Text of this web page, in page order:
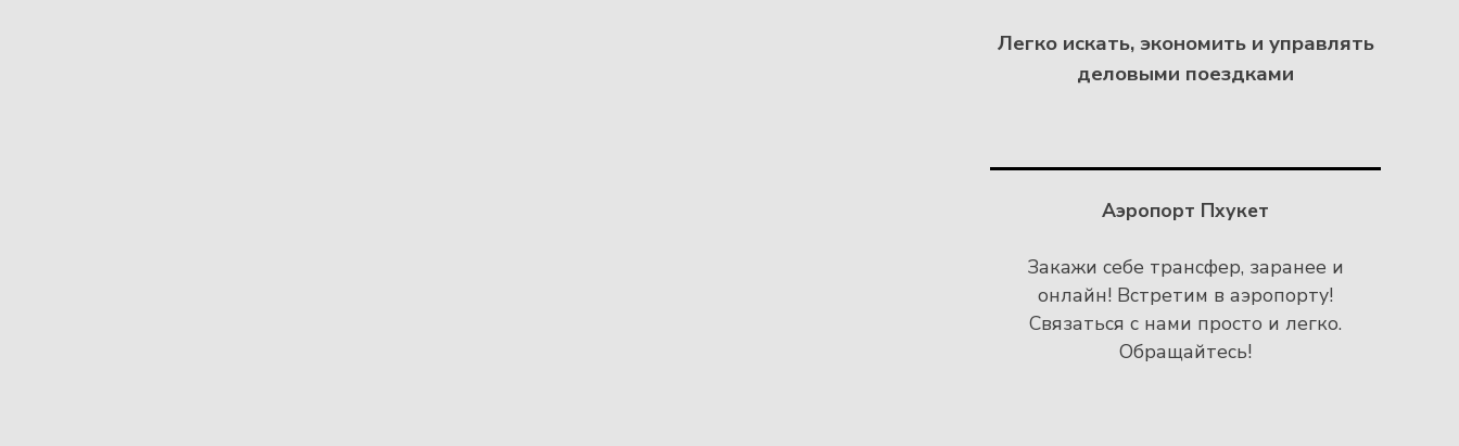
Легко искать, экономить и управлять
деловыми поездками
Аэропорт Пхукет
Закажи себе трансфер, заранее и
онлайн! Встретим в аэропорту!
Связаться с нами просто и легко.
Обращайтесь!